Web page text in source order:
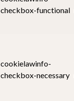
checkbox-functional
cookielawinfo-
checkbox-necessary